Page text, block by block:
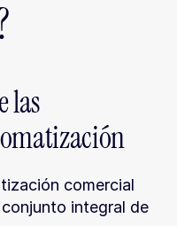
las
comercial
integral de